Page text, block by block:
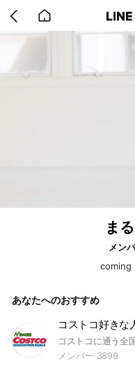
back
to
ま
メン
coming
あなたへのおすすめ
メンバー 3899